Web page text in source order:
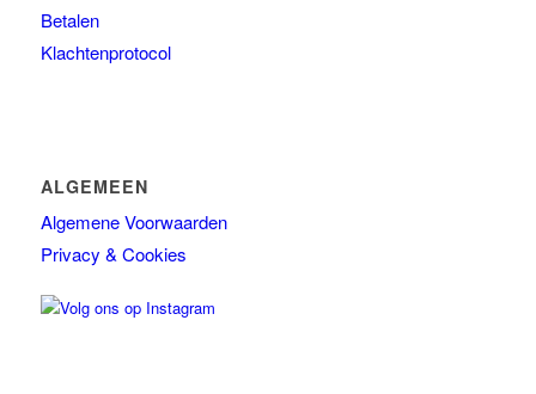
Betalen
Klachtenprotocol
ALGEMEEN
Algemene Voorwaarden
Privacy & Cookies